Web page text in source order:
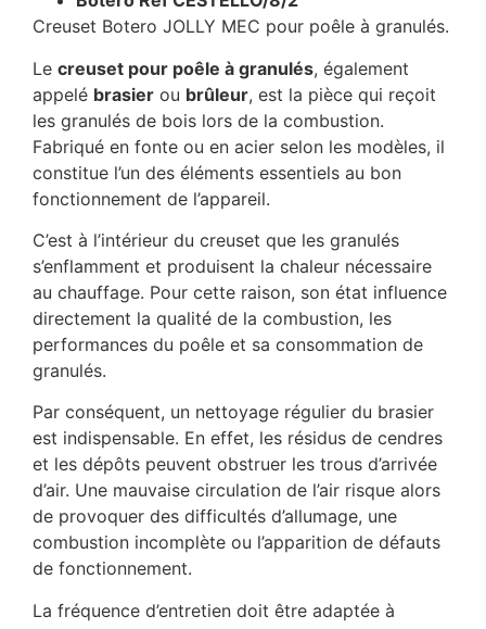
Creuset Botero JOLLY MEC pour poêle à granulés.
Le creuset pour poêle à granulés, également
appelé brasier ou brûleur, est la pièce qui reçoit
les granulés de bois lors de la combustion.
Fabriqué en fonte ou en acier selon les modèles, il
constitue l’un des éléments essentiels au bon
fonctionnement de l’appareil.
C’est à l’intérieur du creuset que les granulés
s’enflamment et produisent la chaleur nécessaire
au chauffage. Pour cette raison, son état influence
directement la qualité de la combustion, les
performances du poêle et sa consommation de
granulés.
Par conséquent, un nettoyage régulier du brasier
est indispensable. En effet, les résidus de cendres
et les dépôts peuvent obstruer les trous d’arrivée
d’air. Une mauvaise circulation de l’air risque alors
de provoquer des difficultés d’allumage, une
combustion incomplète ou l’apparition de défauts
de fonctionnement.
La fréquence d’entretien doit être adaptée à